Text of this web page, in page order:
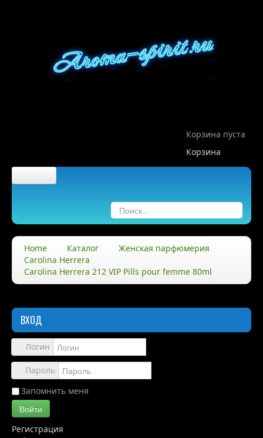
Корзина пуста
Корзина
О нас
Правила
Доставка
Обзоры
Каталог
Контакты
Home Каталог
Женская парфюмерия
Carolina Herrera
Carolina Herrera 212 VIP Pills pour femme 80ml
ВХОД
Логин
Пароль
Запомнить меня
Войти
Регистрация